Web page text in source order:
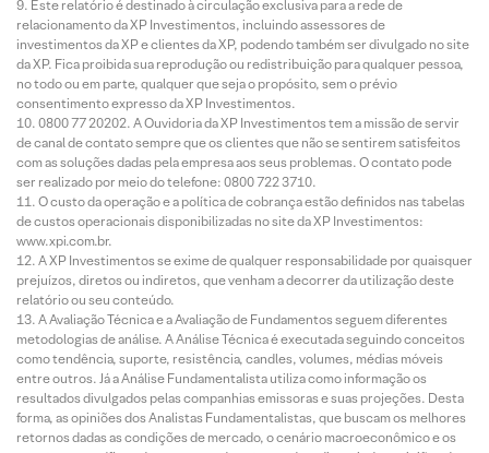
Este relatório é destinado à circulação exclusiva para a rede de
relacionamento da XP Investimentos, incluindo assessores de
investimentos da XP e clientes da XP, podendo também ser divulgado no site
da XP. Fica proibida sua reprodução ou redistribuição para qualquer pessoa,
no todo ou em parte, qualquer que seja o propósito, sem o prévio
consentimento expresso da XP Investimentos.
0800 77 20202. A Ouvidoria da XP Investimentos tem a missão de servir
de canal de contato sempre que os clientes que não se sentirem satisfeitos
com as soluções dadas pela empresa aos seus problemas. O contato pode
ser realizado por meio do telefone: 0800 722 3710.
O custo da operação e a política de cobrança estão definidos nas tabelas
de custos operacionais disponibilizadas no site da XP Investimentos:
www.xpi.com.br.
A XP Investimentos se exime de qualquer responsabilidade por quaisquer
prejuízos, diretos ou indiretos, que venham a decorrer da utilização deste
relatório ou seu conteúdo.
A Avaliação Técnica e a Avaliação de Fundamentos seguem diferentes
metodologias de análise. A Análise Técnica é executada seguindo conceitos
como tendência, suporte, resistência, candles, volumes, médias móveis
entre outros. Já a Análise Fundamentalista utiliza como informação os
resultados divulgados pelas companhias emissoras e suas projeções. Desta
forma, as opiniões dos Analistas Fundamentalistas, que buscam os melhores
retornos dadas as condições de mercado, o cenário macroeconômico e os